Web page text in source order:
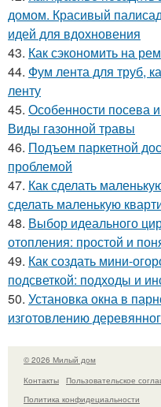
домом. Красивый
идей для вдохновения
43. Как сэкономить на
44. Фум лента для труб,
ленту
45. Особенности посева
Виды газонной травы
46. Подъем паркетной
проблемой
47. Как сделать
сделать маленькую
48. Выбор идеального
отопления: простой и
49. Как создать мини-
подсветкой: подходы и
50. Установка окна в
изготовлению
© 2026 Милый дом
Контакты
Пользовательское
Политика конфидециальности